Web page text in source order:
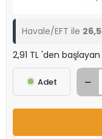
Havale/EFT ile
2,91 TL 'den
Adet